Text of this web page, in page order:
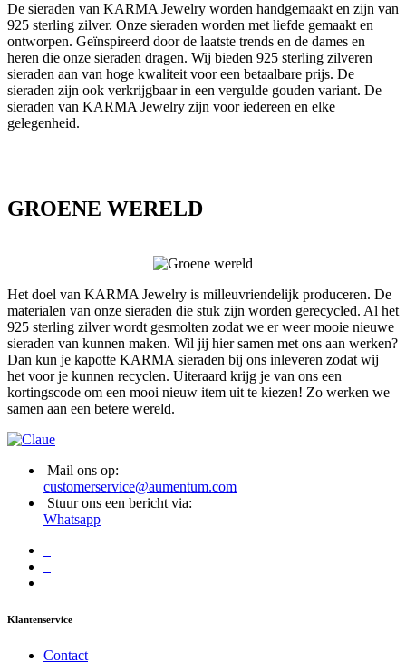
De sieraden van KARMA Jewelry worden handgemaakt en zijn van
925 sterling zilver. Onze sieraden worden met liefde gemaakt en
ontworpen. Geïnspireerd door de laatste trends en de dames en
heren die onze sieraden dragen. Wij bieden 925 sterling zilveren
sieraden aan van hoge kwaliteit voor een betaalbare prijs. De
sieraden zijn ook verkrijgbaar in een vergulde gouden variant. De
sieraden van KARMA Jewelry zijn voor iedereen en elke
gelegenheid.
GROENE WERELD
Het doel van KARMA Jewelry is milleuvriendelijk produceren. De
materialen van onze sieraden die stuk zijn worden gerecycled. Al het
925 sterling zilver wordt gesmolten zodat we er weer mooie nieuwe
sieraden van kunnen maken. Wil jij hier samen met ons aan werken?
Dan kun je kapotte KARMA sieraden bij ons inleveren zodat wij
het voor je kunnen recyclen. Uiteraard krijg je van ons een
kortingscode om een mooi nieuw item uit te kiezen! Zo werken we
samen aan een betere wereld.
Mail ons op:
customerservice@aumentum.com
Stuur ons een bericht via:
Whatsapp
Klantenservice
Contact